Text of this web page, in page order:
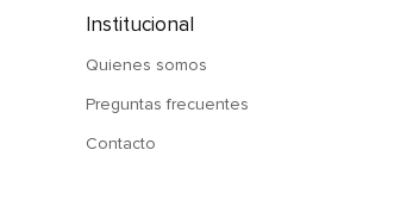
Institucional
Quienes somos
Preguntas frecuentes
Contacto